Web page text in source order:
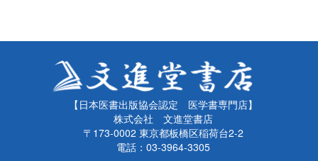
【日本医書出版協会認定 医学書専門店】
株式会社 文進堂書店
〒173-0002 東京都板橋区稲荷台2-2
電話：03-3964-3305